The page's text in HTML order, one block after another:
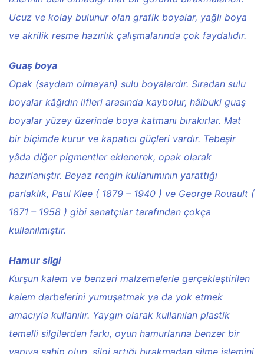
Ucuz ve kolay bulunur olan grafik boyalar, yağlı boya
ve akrilik resme hazırlık çalışmalarında çok faydalıdır.
Guaş boya
Opak (saydam olmayan) sulu boyalardır. Sıradan sulu
boyalar kâğıdın lifleri arasında kaybolur, hâlbuki guaş
boyalar yüzey üzerinde boya katmanı bırakırlar. Mat
bir biçimde kurur ve kapatıcı güçleri vardır. Tebeşir
yâda diğer pigmentler eklenerek, opak olarak
hazırlanıştır. Beyaz rengin kullanımının yarattığı
parlaklık, Paul Klee ( 1879 – 1940 ) ve George Rouault (
1871 – 1958 ) gibi sanatçılar tarafından çokça
kullanılmıştır.
Hamur silgi
Kurşun kalem ve benzeri malzemelerle gerçekleştirilen
kalem darbelerini yumuşatmak ya da yok etmek
amacıyla kullanılır. Yaygın olarak kullanılan plastik
temelli silgilerden farkı, oyun hamurlarına benzer bir
yapıya sahip olup, silgi artığı bırakmadan silme işlemini